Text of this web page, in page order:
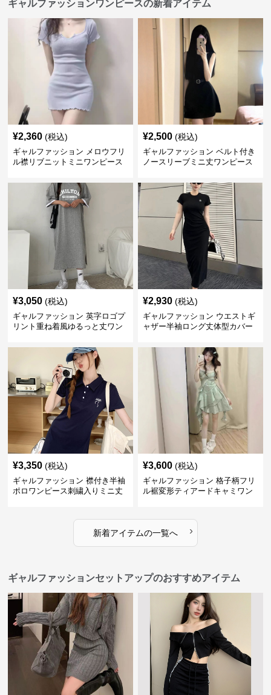
ギャルファッションワンピースの新着アイテム
¥2,360 (税込)
ギャルファッション メロウフリ
ル襟リブニットミニワンピース
¥2,500 (税込)
ギャルファッション ベルト付き
ノースリーブミニ丈ワンピース
¥3,050 (税込)
ギャルファッション 英字ロゴプ
リント重ね着風ゆるっと丈ワン
¥2,930 (税込)
ギャルファッション ウエストギ
ャザー半袖ロング丈体型カバー
¥3,350 (税込)
ギャルファッション 襟付き半袖
ポロワンピース刺繍入りミニ丈
¥3,600 (税込)
ギャルファッション 格子柄フリ
ル裾変形ティアードキャミワン
新着アイテムの一覧へ ›
ギャルファッションセットアップのおすすめアイテム